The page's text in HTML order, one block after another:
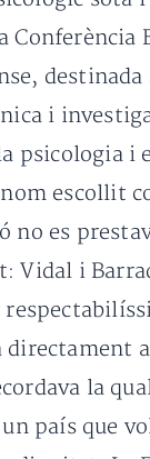
Conferència
destinada
i
psicologia i
escollit
no es
Vidal i
directament
la
país que